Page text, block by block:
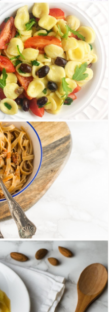
olive e basilico
pomodorini e
ragù light